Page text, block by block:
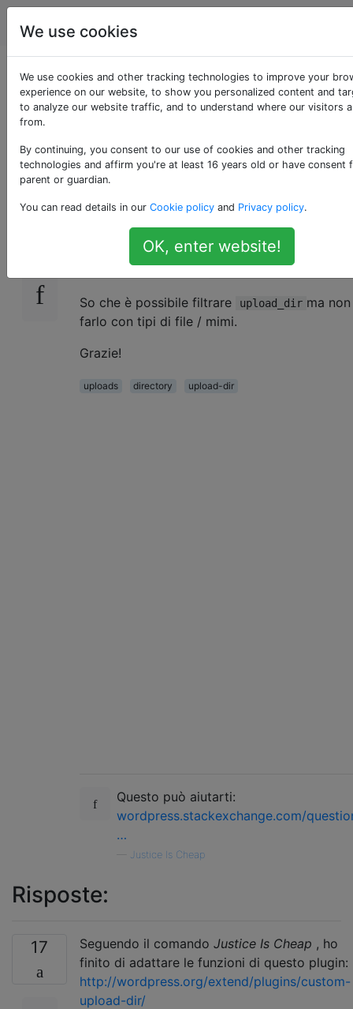
WordPress
Cambia la directory
di upload per i file
PDF
14 Vorrei cambiare la directory di upload
PDF , non per altri file. Ad esempio, i file PDF
verrebbero caricati wp-content/uploads/pdf
resterebbero altri file
So che è possibile filtrare upload_dir ma
farlo con tipi di file / mimi.
Grazie!
uploads directory upload-dir
Questo può aiutarti:
wordpress.stackexchange.com/
…
Justice Is Cheap
Risposte:
17 Seguendo il comando Justice Is Cheap , ho
finito di adattare le funzioni di questo plugin:
http://wordpress.org/extend/plugins/custom-
upload-dir/
We use cookies
We use cookies and other tracking technologies to improve your
experience on our website, to show you personalized content and
to analyze our website traffic, and to understand where our visitors
from.
By continuing, you consent to our use of cookies and other tracking
technologies and affirm you're at least 16 years old or have consent
parent or guardian.
You can read details in our Cookie policy and Privacy policy.
OK, enter website!